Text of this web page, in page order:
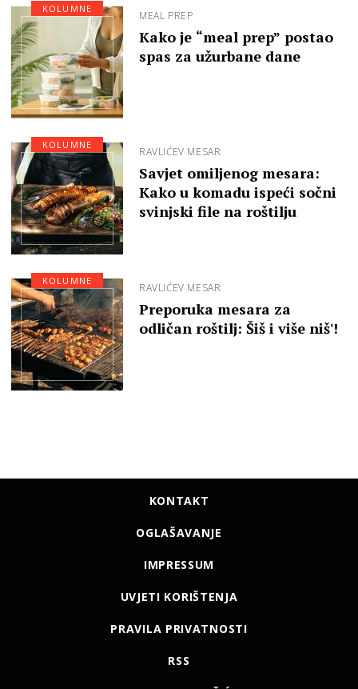
MEAL PREP
Kako je “meal prep” postao
spas za užurbane dane
KOLUMNE
RAVLIĆEV MESAR
Savjet omiljenog mesara:
Kako u komadu ispeći sočni
svinjski file na roštilju
KOLUMNE
RAVLIĆEV MESAR
Preporuka mesara za
odličan roštilj: Šiš i više niš'!
KOLUMNE
KONTAKT
OGLAŠAVANJE
IMPRESSUM
UVJETI KORIŠTENJA
PRAVILA PRIVATNOSTI
RSS